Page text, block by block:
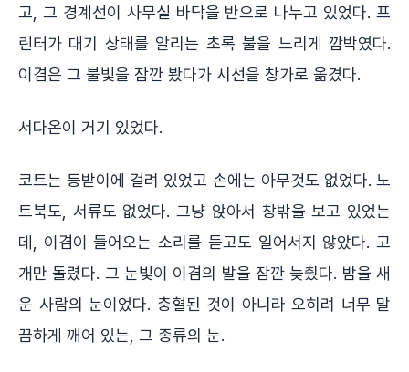
고, 그 경계선이 사무실 바닥을 반으로 나누고 있었다. 프
린터가 대기 상태를 알리는 초록 불을 느리게 깜박였다.
이겸은 그 불빛을 잠깐 봤다가 시선을 창가로 옮겼다.
서다온이 거기 있었다.
코트는 등받이에 걸려 있었고 손에는 아무것도 없었다. 노
트북도, 서류도 없었다. 그냥 앉아서 창밖을 보고 있었는
데, 이겸이 들어오는 소리를 듣고도 일어서지 않았다. 고
개만 돌렸다. 그 눈빛이 이겸의 발을 잠깐 늦췄다. 밤을 새
운 사람의 눈이었다. 충혈된 것이 아니라 오히려 너무 말
끔하게 깨어 있는, 그 종류의 눈.